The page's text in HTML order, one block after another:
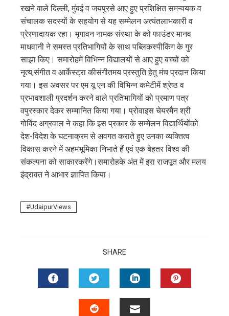
रखने वाले दिल्ली, मुंबई व जयपुरसे आए हुए प्रशिक्षित समन्वयक व
संचालक सदस्यों के सहयोग से यह सम्मेलन अत्यंतलाभकारी व
प्रेरणादायक रहा। मृगावन नामक संस्था के को फाउंडर मानव
माधवानी ने समस्त प्रतिभागियों के साथ पब्लिकस्पीकिंग के गुर
साझा किए। समारोहमें विभिन्न विद्यालयों से आए हुए बच्चों को
नृत्य,संगीत व आर्केस्ट्रा कीसंगीतमय प्रस्तुति हेतु मंच प्रदान किया
गया। इस अवसर पर एम यू एन की विभिन्न कमेटीमें श्रेष्ठ व
प्रभावशाली प्रदर्शन करने वाले प्रतिभागियों को प्रमाण पत्र
वपुरस्कार देकर सम्मानित किया गया। प्रोवाइस चेयरमैन श्री
गोविंद अग्रवाल ने कहा कि इस प्रकार के सम्मेलन विद्यार्थियोंको
देश-विदेश के घटनाक्रम से अवगत कराते हुए उनका व्यक्तित्व
विकास करने में अहमभूमिका निभाते हैं एवं एक बेहतर विश्व की
संकल्पना को साकारकरेंगे।समारोहके अंत में इरा राजपूत और मलय
इंद्रावत ने आभार ज्ञापित किया।
UdaipurViews
SHARE
FACEBOOKTWITTERLINKEDIN